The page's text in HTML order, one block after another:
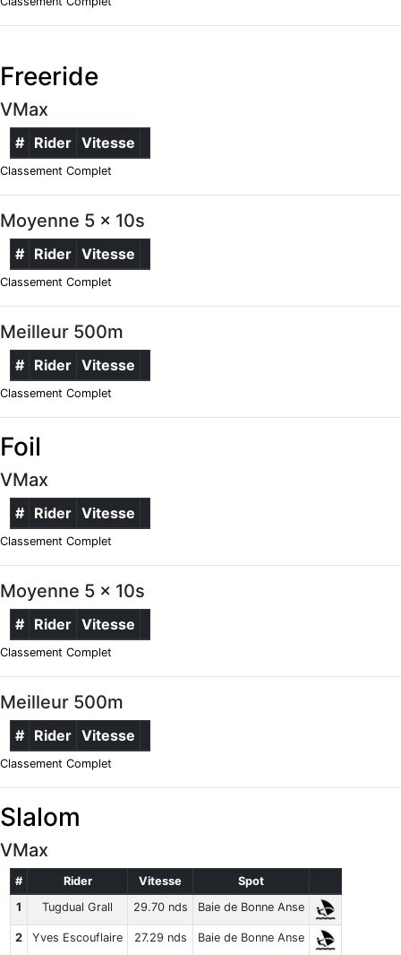
Freeride
VMax
# Rider Vitesse
Classement Complet
Moyenne 5 x 10s
# Rider Vitesse
Classement Complet
Meilleur 500m
# Rider Vitesse
Classement Complet
Foil
VMax
# Rider Vitesse
Classement Complet
Moyenne 5 x 10s
# Rider Vitesse
Classement Complet
Meilleur 500m
# Rider Vitesse
Classement Complet
Slalom
VMax
# Rider Vitesse
Spot
1
Tugdual Grall 29.70 nds Baie de Bonne Anse
2 Yves Escouflaire 27.29 nds Baie de Bonne Anse